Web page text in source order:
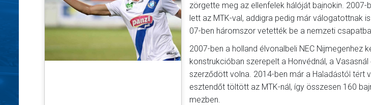
MÉRKŐZÉSEK
JELENTKEZÉS
zörgette meg az ellenfelek hálóját bajnokin.
lett az MTK-val, addigra pedig már válogatottnak
07-ben háromszor vetették be a nemzeti
2007-ben a holland élvonalbeli NEC Nijmegenhez
konstrukcióban szerepelt a Honvédnál, a
szerződött volna. 2014-ben már a Haladástól tért
esztendőt töltött az MTK-nál, így összesen 160
mezben.